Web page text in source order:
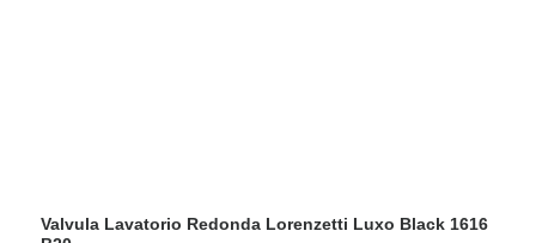
Valvula Lavatorio Redonda Lorenzetti Luxo Black 1616